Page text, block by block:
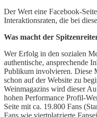
Der Wert eine Facebook-
Interaktionsraten, die bei
Was macht der
Wer Erfolg in den sozialen
authentische, ansprechende
Publikum involvieren. Diese
schon auf der Website zu
Weinmagazins wird dieser
hohen Performance Profil-
Seite mit ca. 19.800 Fans